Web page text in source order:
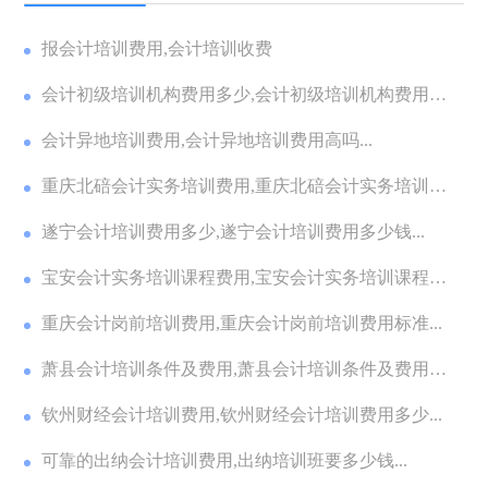
报会计培训费用,会计培训收费
会计初级培训机构费用多少,会计初级培训机构费用多
少...会计异地培训费用,会计异地培训费用高吗...
重庆北碚会计实务培训费用,重庆北碚会计实务培训费
用...遂宁会计培训费用多少,遂宁会计培训费用多少钱...
宝安会计实务培训课程费用,宝安会计实务培训课程费
用...重庆会计岗前培训费用,重庆会计岗前培训费用标准...
萧县会计培训条件及费用,萧县会计培训条件及费用多
少...钦州财经会计培训费用,钦州财经会计培训费用多少...
可靠的出纳会计培训费用,出纳培训班要多少钱...